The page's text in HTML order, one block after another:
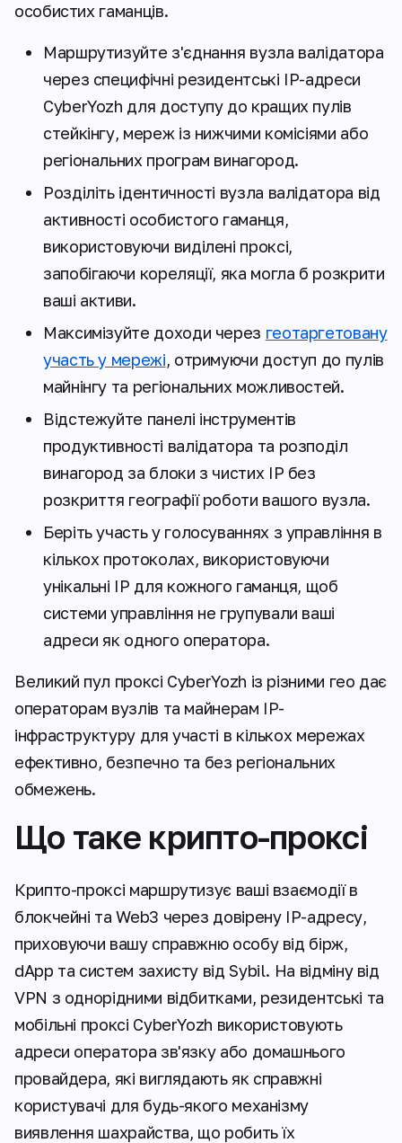
особистих гаманців.
Маршрутизуйте з'єднання вузла валідатора
через специфічні резидентські IP-адреси
CyberYozh для доступу до кращих пулів
стейкінгу, мереж із нижчими комісіями або
регіональних програм винагород.
Розділіть ідентичності вузла валідатора від
активності особистого гаманця,
використовуючи виділені проксі,
запобігаючи кореляції, яка могла б розкрити
ваші активи.
Максимізуйте доходи через геотаргетовану
участь у мережі, отримуючи доступ до пулів
майнінгу та регіональних можливостей.
Відстежуйте панелі інструментів
продуктивності валідатора та розподіл
винагород за блоки з чистих IP без
розкриття географії роботи вашого вузла.
Беріть участь у голосуваннях з управління в
кількох протоколах, використовуючи
унікальні IP для кожного гаманця, щоб
системи управління не групували ваші
адреси як одного оператора.
Великий пул проксі CyberYozh із різними гео дає
операторам вузлів та майнерам IP-
інфраструктуру для участі в кількох мережах
ефективно, безпечно та без регіональних
обмежень.
Що таке крипто-проксі
Крипто-проксі маршрутизує ваші взаємодії в
блокчейні та Web3 через довірену IP-адресу,
приховуючи вашу справжню особу від бірж,
dApp та систем захисту від Sybil. На відміну від
VPN з однорідними відбитками, резидентські та
мобільні проксі CyberYozh використовують
адреси оператора зв'язку або домашнього
провайдера, які виглядають як справжні
користувачі для будь-якого механізму
виявлення шахрайства, що робить їх